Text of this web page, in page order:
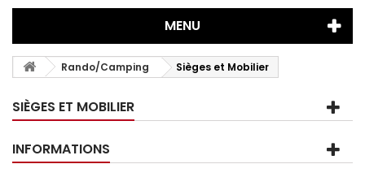
MENU
Rando/Camping Sièges et Mobilier
SIÈGES ET MOBILIER
INFORMATIONS